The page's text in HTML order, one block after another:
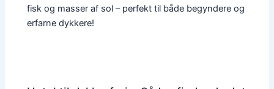
fisk og masser af sol – perfekt til både begyndere og
erfarne dykkere!